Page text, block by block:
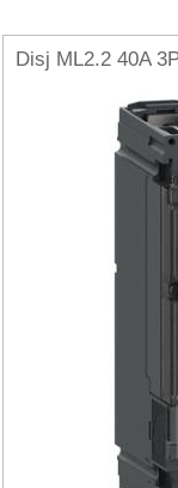
Disj ML2.2 40A